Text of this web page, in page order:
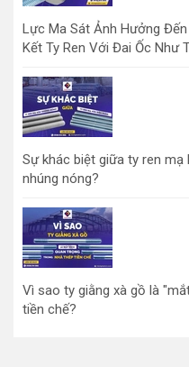
Lực Ma Sát Ảnh Hưởng
Kết Ty Ren Với Đai Ốc Như
Sự khác biệt giữa ty ren mạ
nhúng nóng?
Vì sao ty giằng xà gồ là
tiền chế?